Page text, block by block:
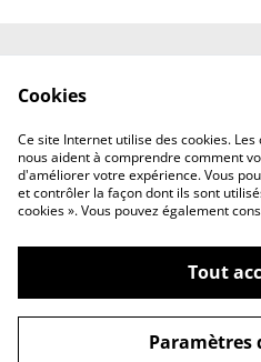
Politique
©2026ateliermalohe
Cookies
Ce site Internet utilise des cookies.
nous aident à comprendre comment
d'améliorer votre expérience. Vous
et contrôler la façon dont ils sont
cookies ». Vous pouvez également
Tout
Paramètres